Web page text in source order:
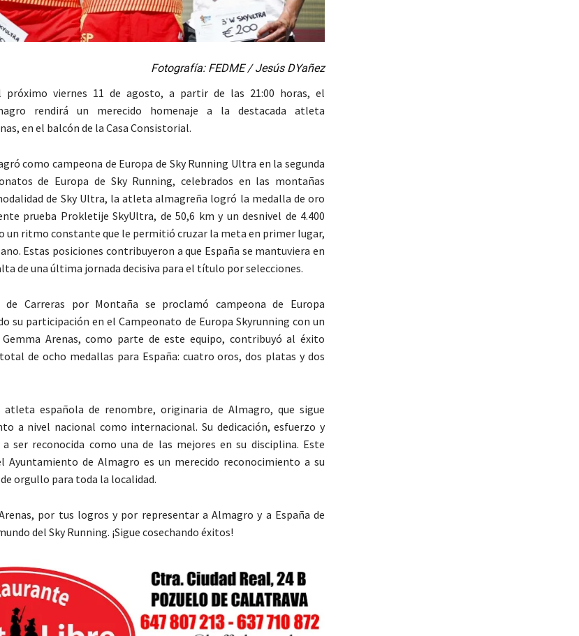
Fotografía: FEDME / Jesús DYañez
próximo viernes 11 de agosto, a partir de las 21:00 horas, el
rendirá un merecido homenaje a la destacada atleta
en el balcón de la Casa Consistorial.
como campeona de Europa de Sky Running Ultra en la segunda
de Europa de Sky Running, celebrados en las montañas
de Sky Ultra, la atleta almagreña logró la medalla de oro
prueba Prokletije SkyUltra, de 50,6 km y un desnivel de 4.400
un ritmo constante que le permitió cruzar la meta en primer lugar,
Estas posiciones contribuyeron a que España se mantuviera en
de una última jornada decisiva para el título por selecciones.
de Carreras por Montaña se proclamó campeona de Europa
su participación en el Campeonato de Europa Skyrunning con un
Gemma Arenas, como parte de este equipo, contribuyó al éxito
de ocho medallas para España: cuatro oros, dos platas y dos
atleta española de renombre, originaria de Almagro, que sigue
a nivel nacional como internacional. Su dedicación, esfuerzo y
ser reconocida como una de las mejores en su disciplina. Este
Ayuntamiento de Almagro es un merecido reconocimiento a su
orgullo para toda la localidad.
por tus logros y por representar a Almagro y a España de
del Sky Running. ¡Sigue cosechando éxitos!